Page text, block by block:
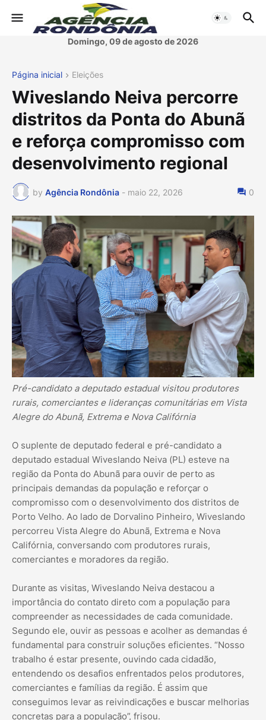
Domingo, 09 de agosto de 2026
Página inicial Eleições
Wiveslando Neiva percorre
distritos da Ponta do Abunã
e reforça compromisso com
desenvolvimento regional
by Agência Rondônia - maio 22, 2026 0
Pré-candidato a deputado estadual visitou produtores
rurais, comerciantes e lideranças comunitárias em Vista
Alegre do Abunã, Extrema e Nova Califórnia
O suplente de deputado federal e pré-candidato a
deputado estadual Wiveslando Neiva (PL) esteve na
região da Ponta do Abunã para ouvir de perto as
principais demandas da população e reforçar o
compromisso com o desenvolvimento dos distritos de
Porto Velho. Ao lado de Dorvalino Pinheiro, Wiveslando
percorreu Vista Alegre do Abunã, Extrema e Nova
Califórnia, conversando com produtores rurais,
comerciantes e moradores da região.
Durante as visitas, Wiveslando Neiva destacou a
importância do contato direto com a população para
compreender as necessidades de cada comunidade.
Segundo ele, ouvir as pessoas e acolher as demandas é
fundamental para construir soluções eficientes. “Nosso
trabalho é estar presente, ouvindo cada cidadão,
entendendo os desafios enfrentados pelos produtores,
comerciantes e famílias da região. É assim que
conseguimos levar as reivindicações e buscar melhorias
concretas para a população”, frisou.